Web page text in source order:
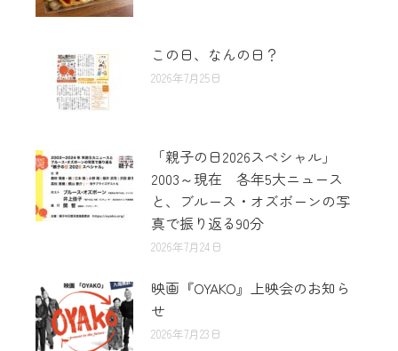
この日、なんの日？
2026年7月25日
「親子の日2026スペシャル」
2003～現在 各年5大ニュース
と、ブルース・オズボーンの写
真で振り返る90分
2026年7月24日
映画『OYAKO』上映会のお知ら
せ
2026年7月23日